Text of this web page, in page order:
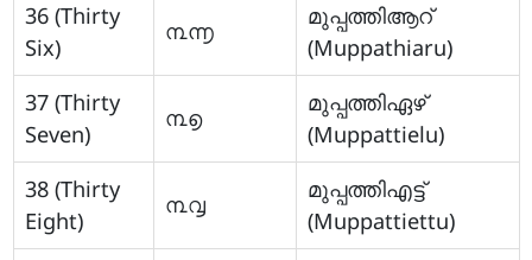
36 (Thirty
Six)
൩൬
മുപ്പത്തിആറ്
(Muppathiaru)
37 (Thirty
Seven)
൩൭
മുപ്പത്തിഏഴ്
(Muppattielu)
38 (Thirty
Eight)
൩൮
മുപ്പത്തിഎട്ട്
(Muppattiettu)